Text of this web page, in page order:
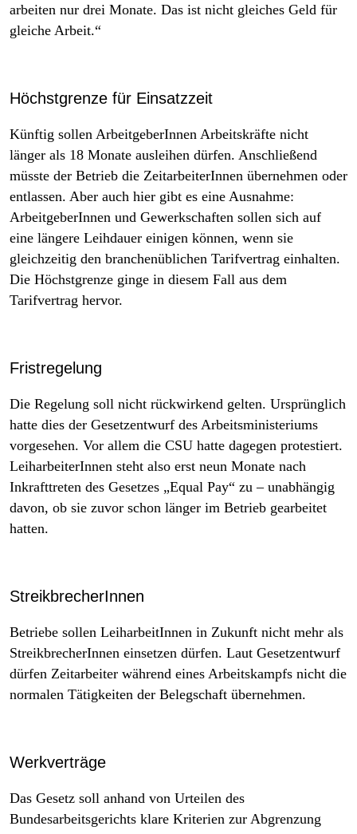
arbeiten nur drei Monate. Das ist nicht gleiches Geld für
gleiche Arbeit.“
Höchstgrenze für Einsatzzeit
Künftig sollen ArbeitgeberInnen Arbeitskräfte nicht
länger als 18 Monate ausleihen dürfen. Anschließend
müsste der Betrieb die ZeitarbeiterInnen übernehmen oder
entlassen. Aber auch hier gibt es eine Ausnahme:
ArbeitgeberInnen und Gewerkschaften sollen sich auf
eine längere Leihdauer einigen können, wenn sie
gleichzeitig den branchenüblichen Tarifvertrag einhalten.
Die Höchstgrenze ginge in diesem Fall aus dem
Tarifvertrag hervor.
Fristregelung
Die Regelung soll nicht rückwirkend gelten. Ursprünglich
hatte dies der Gesetzentwurf des Arbeitsministeriums
vorgesehen. Vor allem die CSU hatte dagegen protestiert.
LeiharbeiterInnen steht also erst neun Monate nach
Inkrafttreten des Gesetzes „Equal Pay“ zu – unabhängig
davon, ob sie zuvor schon länger im Betrieb gearbeitet
hatten.
StreikbrecherInnen
Betriebe sollen LeiharbeitInnen in Zukunft nicht mehr als
StreikbrecherInnen einsetzen dürfen. Laut Gesetzentwurf
dürfen Zeitarbeiter während eines Arbeitskampfs nicht die
normalen Tätigkeiten der Belegschaft übernehmen.
Werkverträge
Das Gesetz soll anhand von Urteilen des
Bundesarbeitsgerichts klare Kriterien zur Abgrenzung